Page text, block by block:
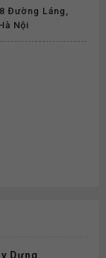
Đường Láng,
Nội
Dựng